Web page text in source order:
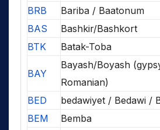
BRB
Bariba / Baatonum
BAS
Bashkir/Bashkort
BTK
Batak-Toba
BAY
Bayash/Boyash
Romanian)
BED
bedawiyet / Bedawi /
BEM
Bemba